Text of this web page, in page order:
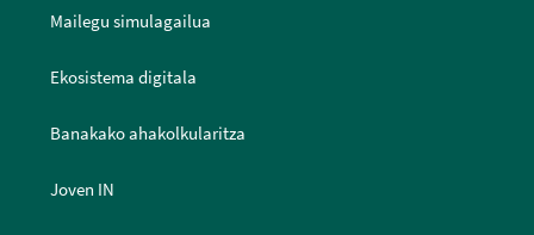
Mailegu simulagailua
Ekosistema digitala
Banakako ahakolkularitza
Joven IN